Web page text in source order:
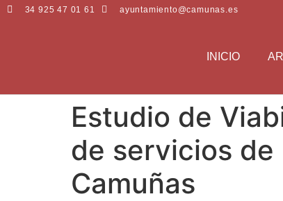
34 925 47 01 61 ayuntamiento@camunas.es
INICIO
Estudio de
de servicios de
Camuñas